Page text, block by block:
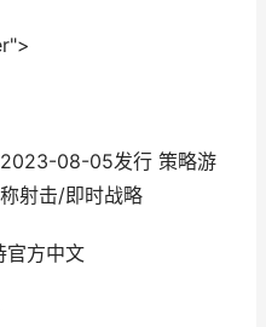
08-05发行 策略游
射击/即时战略
方中文